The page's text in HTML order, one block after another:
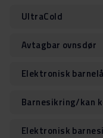
UltraCold
Avtagbar ovnsdør
Elektronisk
Barnesikring/kan
Elektronisk